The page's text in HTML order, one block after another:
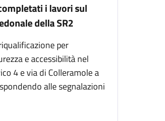
i lavori sul
della SR2
per
e accessibilità nel
4 e via di Colleramole a
alle segnalazioni